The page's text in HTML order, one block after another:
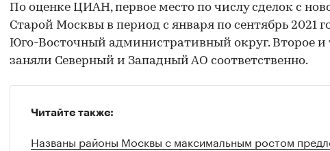
00:00 / 00:00
По оценке ЦИАН, первое место по числу сделок с
Старой Москвы в период с января по сентябрь 2021
Юго-Восточный административный округ. Второе и
заняли Северный и Западный АО соответственно.
Читайте также:
Названы районы Москвы с максимальным ростом